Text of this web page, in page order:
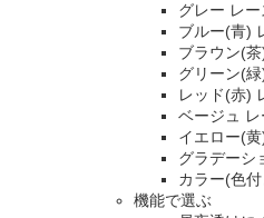
グレー レ
ブルー(青)
ブラウン(
グリーン(
レッド(赤)
ベージュ
イエロー(
グラデーシ
カラー(色
機能で選ぶ